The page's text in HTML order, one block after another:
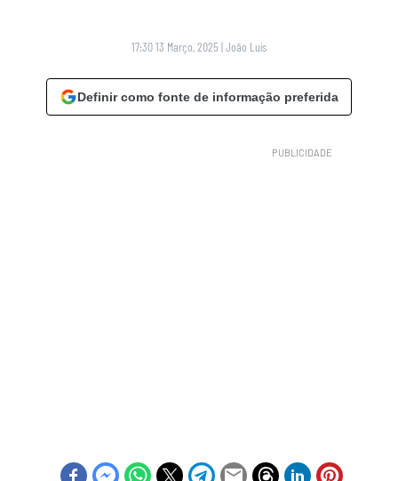
17:30 13 Março, 2025 |João Luís
Definir como fonte de informação preferida